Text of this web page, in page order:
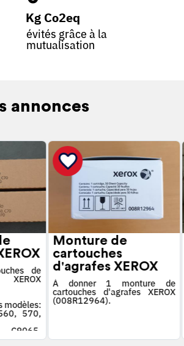
Kg Co2eq
évités grâce à la
mutualisation
annonces
de
modèles:
570,
Monture de
cartouches
d'agrafes XEROX
À donner 1 monture de
cartouches d'agrafes XEROX
(008R12964).